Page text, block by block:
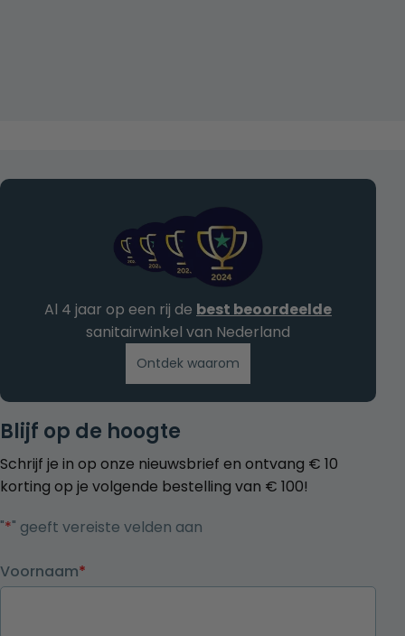
Blijf op de hoogte
Schrijf je in op onze nieuwsbrief en ontvang € 10
korting op je volgende bestelling van € 100!
"*" geeft vereiste velden aan
Voornaam*
Al 4 jaar op een rij de best beoordeelde
sanitairwinkel van Nederland
Ontdek waarom